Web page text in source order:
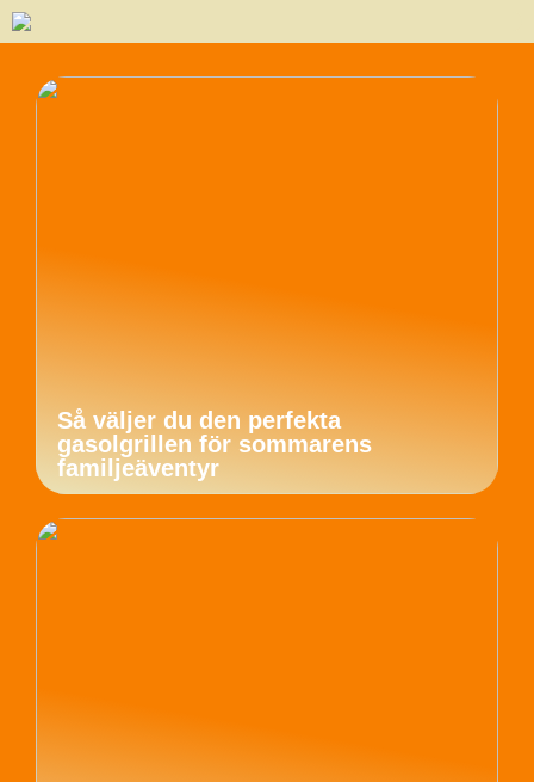
Så väljer du den perfekta
gasolgrillen för sommarens
familjeäventyr